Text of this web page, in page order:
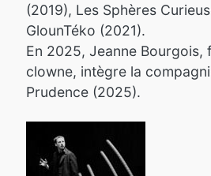
(2019), Les Sphères
GlounTéko (2021).
En 2025, Jeanne Bourgois,
clowne, intègre la
Prudence (2025).